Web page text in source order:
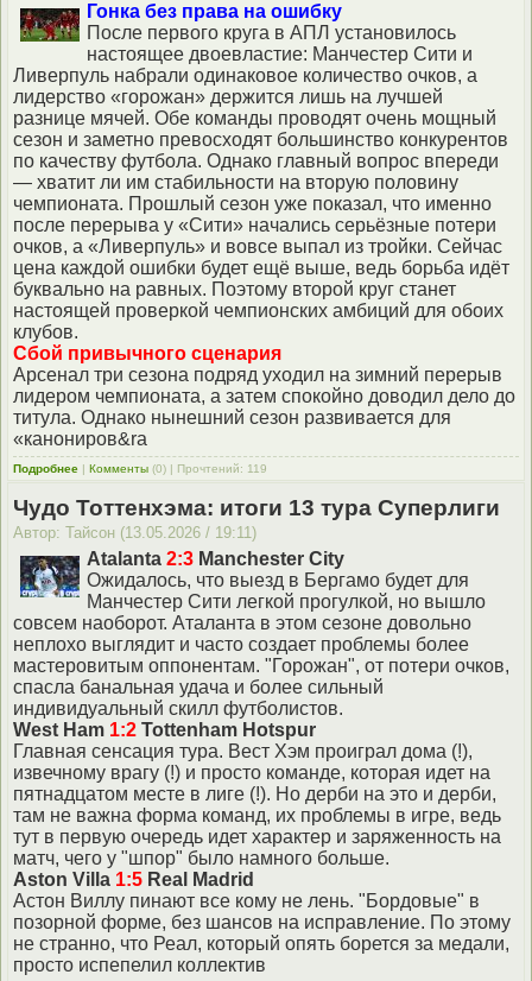
Гонка без права на ошибку
После первого круга в АПЛ установилось
настоящее двоевластие: Манчестер Сити и
Ливерпуль набрали одинаковое количество очков, а
лидерство «горожан» держится лишь на лучшей
разнице мячей. Обе команды проводят очень мощный
сезон и заметно превосходят большинство конкурентов
по качеству футбола. Однако главный вопрос впереди
— хватит ли им стабильности на вторую половину
чемпионата. Прошлый сезон уже показал, что именно
после перерыва у «Сити» начались серьёзные потери
очков, а «Ливерпуль» и вовсе выпал из тройки. Сейчас
цена каждой ошибки будет ещё выше, ведь борьба идёт
буквально на равных. Поэтому второй круг станет
настоящей проверкой чемпионских амбиций для обоих
клубов.
Сбой привычного сценария
Арсенал три сезона подряд уходил на зимний перерыв
лидером чемпионата, а затем спокойно доводил дело до
титула. Однако нынешний сезон развивается для
«канониров&ra
Подробнее | Комменты (0) | Прочтений: 119
Чудо Тоттенхэма: итоги 13 тура Суперлиги
Автор: Тайсон (13.05.2026 / 19:11)
Atalanta 2:3 Manchester City
Ожидалось, что выезд в Бергамо будет для
Манчестер Сити легкой прогулкой, но вышло
совсем наоборот. Аталанта в этом сезоне довольно
неплохо выглядит и часто создает проблемы более
мастеровитым оппонентам. "Горожан", от потери очков,
спасла банальная удача и более сильный
индивидуальный скилл футболистов.
West Ham 1:2 Tottenham Hotspur
Главная сенсация тура. Вест Хэм проиграл дома (!),
извечному врагу (!) и просто команде, которая идет на
пятнадцатом месте в лиге (!). Но дерби на это и дерби,
там не важна форма команд, их проблемы в игре, ведь
тут в первую очередь идет характер и заряженность на
матч, чего у "шпор" было намного больше.
Aston Villa 1:5 Real Madrid
Астон Виллу пинают все кому не лень. "Бордовые" в
позорной форме, без шансов на исправление. По этому
не странно, что Реал, который опять борется за медали,
просто испепелил коллектив